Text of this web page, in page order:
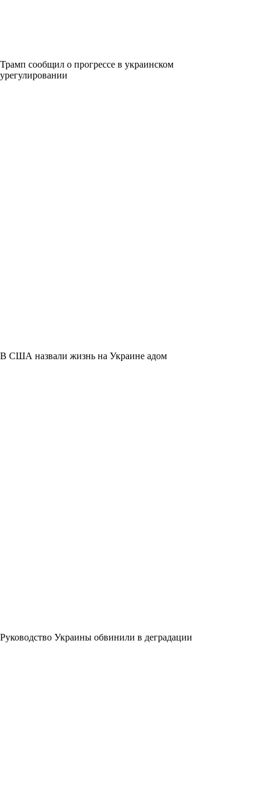
Трамп сообщил о прогрессе в украинском
урегулировании
В США назвали жизнь на Украине адом
Руководство Украины обвинили в деградации